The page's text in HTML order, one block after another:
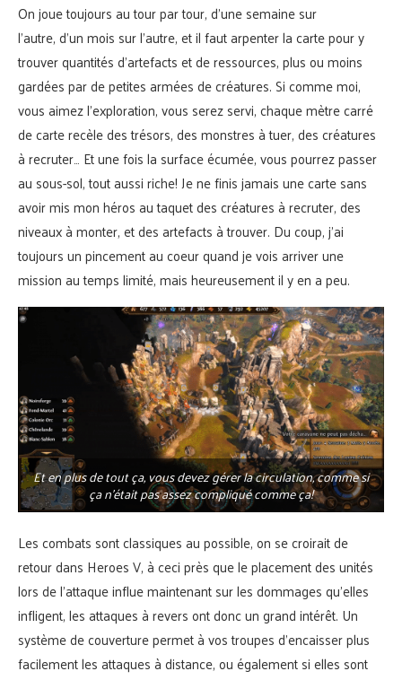
On joue toujours au tour par tour, d’une semaine sur
l’autre, d’un mois sur l’autre, et il faut arpenter la carte pour y
trouver quantités d’artefacts et de ressources, plus ou moins
gardées par de petites armées de créatures. Si comme moi,
vous aimez l’exploration, vous serez servi, chaque mètre carré
de carte recèle des trésors, des monstres à tuer, des créatures
à recruter… Et une fois la surface écumée, vous pourrez passer
au sous-sol, tout aussi riche! Je ne finis jamais une carte sans
avoir mis mon héros au taquet des créatures à recruter, des
niveaux à monter, et des artefacts à trouver. Du coup, j’ai
toujours un pincement au coeur quand je vois arriver une
mission au temps limité, mais heureusement il y en a peu.
Et en plus de tout ça, vous devez gérer la circulation, comme si
ça n’était pas assez compliqué comme ça!
Les combats sont classiques au possible, on se croirait de
retour dans Heroes V, à ceci près que le placement des unités
lors de l’attaque influe maintenant sur les dommages qu’elles
infligent, les attaques à revers ont donc un grand intérêt. Un
système de couverture permet à vos troupes d’encaisser plus
facilement les attaques à distance, ou également si elles sont